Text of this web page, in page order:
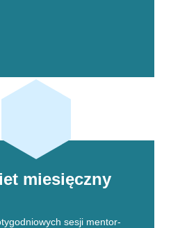
miesięczny
sesji mentor-